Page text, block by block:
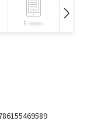
E-könyv